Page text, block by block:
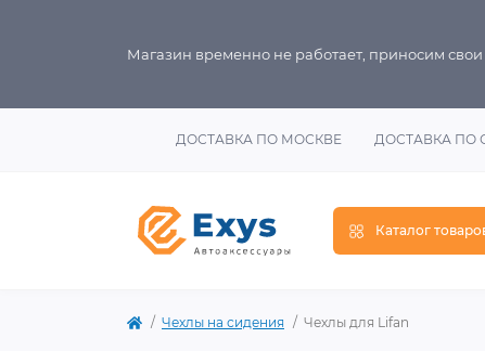
Магазин временно не работает, приносим
ДОСТАВКА ПО МОСКВЕ ДОСТАВКА ПО
Каталог
Чехлы на сидения Чехлы для Lifan